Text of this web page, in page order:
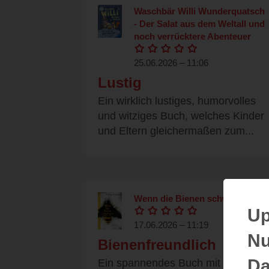
Waschbär Willi Wunderquatsch
- Der Salat aus dem Weltall und
noch verrücktere Abenteuer
25.06.2026 – 11:06
Lustig
Ein wirklich lustiges, humorvolles
und witziges Buch, welches Kinder
und Eltern gleichermaßen zum...
Wenn die Bienen schweigen
17.06.2026 – 11:19
Bienenfreundlich
Ein spannendes Buch mit einer